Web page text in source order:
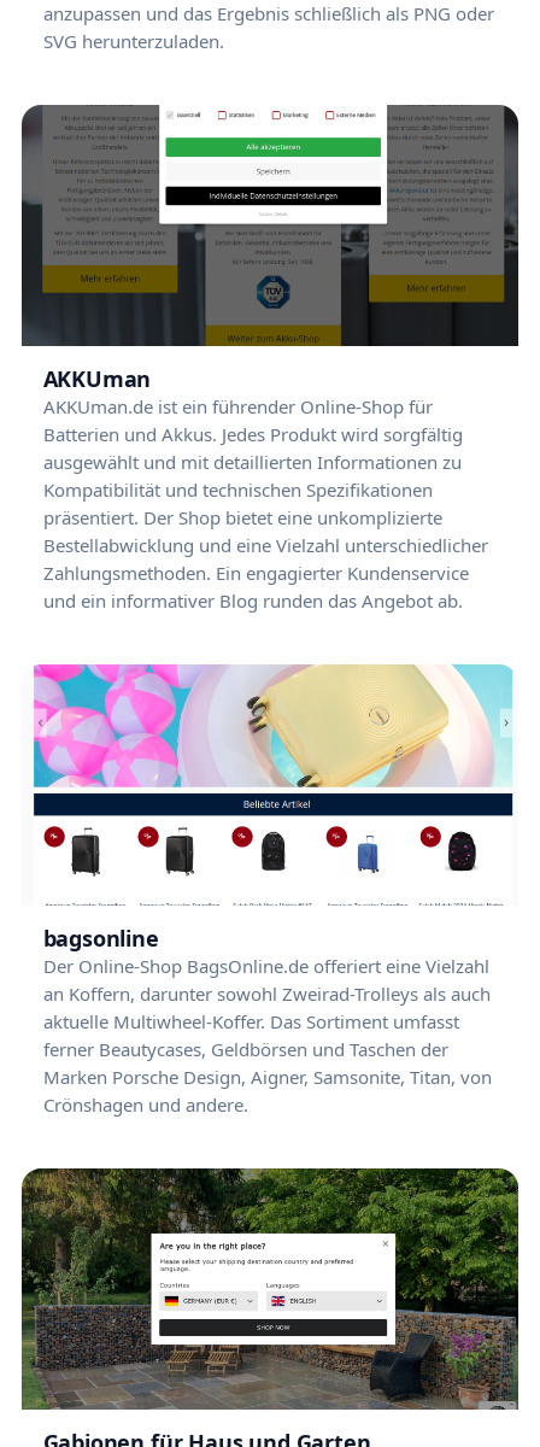
anzupassen und das Ergebnis schließlich als PNG oder
SVG herunterzuladen.
AKKUman
AKKUman.de ist ein führender Online-Shop für
Batterien und Akkus. Jedes Produkt wird sorgfältig
ausgewählt und mit detaillierten Informationen zu
Kompatibilität und technischen Spezifikationen
präsentiert. Der Shop bietet eine unkomplizierte
Bestellabwicklung und eine Vielzahl unterschiedlicher
Zahlungsmethoden. Ein engagierter Kundenservice
und ein informativer Blog runden das Angebot ab.
bagsonline
Der Online-Shop BagsOnline.de offeriert eine Vielzahl
an Koffern, darunter sowohl Zweirad-Trolleys als auch
aktuelle Multiwheel-Koffer. Das Sortiment umfasst
ferner Beautycases, Geldbörsen und Taschen der
Marken Porsche Design, Aigner, Samsonite, Titan, von
Crönshagen und andere.